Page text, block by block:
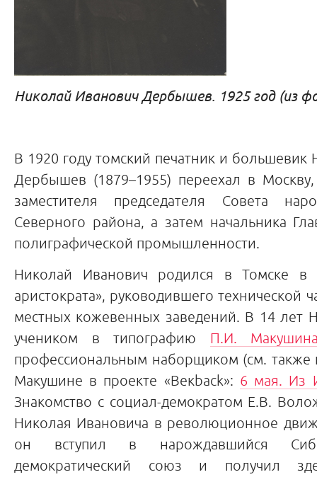
Николай Иванович Дербышев. 1925 год (из
В 1920 году томский печатник и большевик
Дербышев (1879–1955) переехал в
заместителя председателя Совета
Северного района, а затем начальника
полиграфической промышленности.
Николай Иванович родился в Томске в
аристократа», руководившего технической
местных кожевенных заведений. В 14 лет
учеником в типографию П.И.
профессиональным наборщиком (см. также
Макушине в проекте «Векback»: 6 мая. Из
Знакомство с социал-демократом Е.В.
Николая Ивановича в революционное
он вступил в нарождавшийся
демократический союз и получил